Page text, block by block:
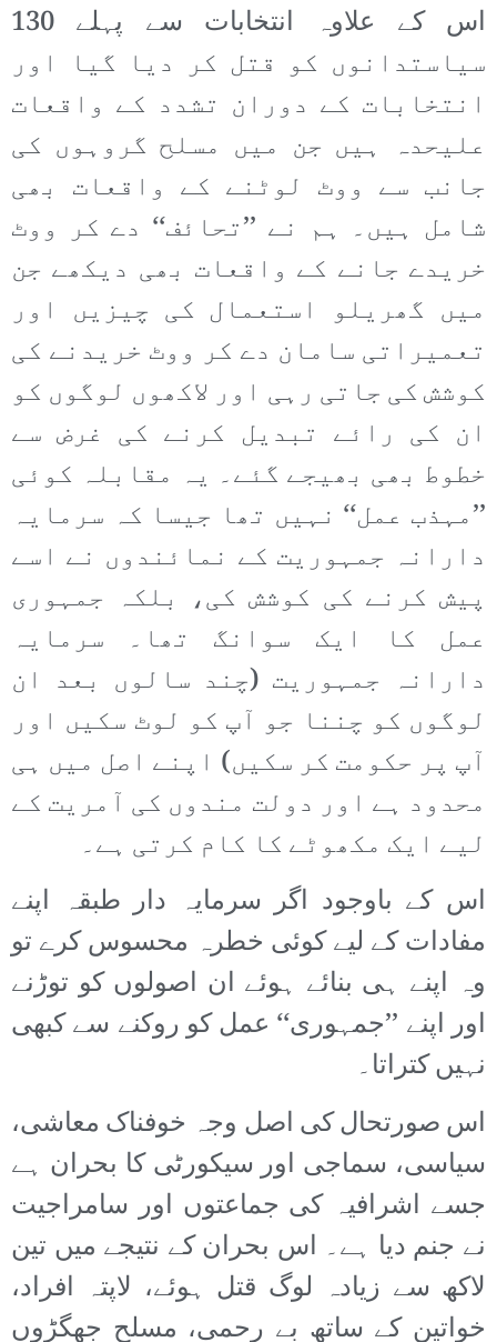
اس کے علاوہ انتخابات سے پہلے 130
سیاستدانوں کو قتل کر دیا گیا اور
انتخابات کے دوران تشدد کے واقعات
علیحدہ ہیں جن میں مسلح گروہوں کی
جانب سے ووٹ لوٹنے کے واقعات بھی
شامل ہیں۔ ہم نے ’’تحائف‘‘ دے کر ووٹ
خریدے جانے کے واقعات بھی دیکھے جن
میں گھریلو استعمال کی چیزیں اور
تعمیراتی سامان دے کر ووٹ خریدنے کی
کوشش کی جاتی رہی اور لاکھوں لوگوں کو
ان کی رائے تبدیل کرنے کی غرض سے
خطوط بھی بھیجے گئے۔ یہ مقابلہ کوئی
’’مہذب عمل‘‘ نہیں تھا جیسا کہ سرمایہ
دارانہ جمہوریت کے نمائندوں نے اسے
پیش کرنے کی کوشش کی، بلکہ جمہوری
عمل کا ایک سوانگ تھا۔ سرمایہ
دارانہ جمہوریت (چند سالوں بعد ان
لوگوں کو چننا جو آپ کو لوٹ سکیں اور
آپ پر حکومت کر سکیں) اپنے اصل میں ہی
محدود ہے اور دولت مندوں کی آمریت کے
لیے ایک مکھوٹے کا کام کرتی ہے۔
اس کے باوجود اگر سرمایہ دار طبقہ اپنے
مفادات کے لیے کوئی خطرہ محسوس کرے تو
وہ اپنے ہی بنائے ہوئے ان اصولوں کو توڑنے
اور اپنے ’’جمہوری‘‘ عمل کو روکنے سے کبھی
نہیں کتراتا۔
اس صورتحال کی اصل وجہ خوفناک معاشی،
سیاسی، سماجی اور سیکورٹی کا بحران ہے
جسے اشرافیہ کی جماعتوں اور سامراجیت
نے جنم دیا ہے۔ اس بحران کے نتیجے میں تین
لاکھ سے زیادہ لوگ قتل ہوئے، لاپتہ افراد،
خواتین کے ساتھ بے رحمی، مسلح جھگڑوں